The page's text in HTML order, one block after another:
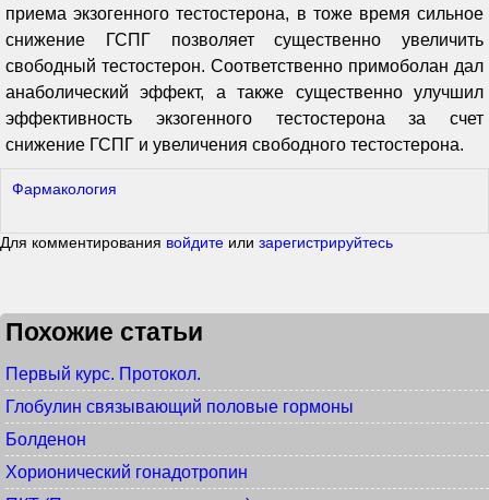
приема экзогенного тестостерона, в тоже время сильное
снижение ГСПГ позволяет существенно увеличить
свободный тестостерон. Соответственно примоболан дал
анаболический эффект, а также существенно улучшил
эффективность экзогенного тестостерона за счет
снижение ГСПГ и увеличения свободного тестостерона.
Фармакология
Для комментирования войдите или зарегистрируйтесь
Похожие статьи
Первый курс. Протокол.
Глобулин связывающий половые гормоны
Болденон
Хорионический гонадотропин